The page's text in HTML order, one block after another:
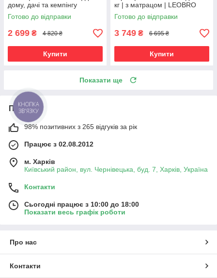
дому, дачі та кемпінгу
Готово до відправки
2 699 ₴ 4 820 ₴
Купити
кг | з матрацом | LEOBRO
FCB-S01-PP | для
комфортного відпочинку
Готово до відправки
3 749 ₴ 6 695 ₴
Купити
Показати ще
Про нас
98% позитивних з 265 відгуків за рік
Працює з 02.08.2012
м. Харків
Київський район, вул. Чернівецька, буд. 7, Харків, Україна
Контакти
Сьогодні працює з 10:00 до 18:00
Показати весь графік роботи
Про нас
Контакти
КНОПКА
ЗВ'ЯЗКУ